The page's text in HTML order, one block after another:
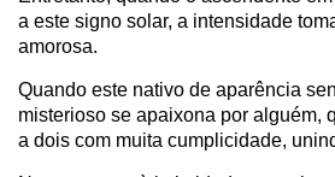
a este signo solar, a intensidade
amorosa.
Quando este nativo de aparência
misterioso se apaixona por alguém,
a dois com muita cumplicidade,